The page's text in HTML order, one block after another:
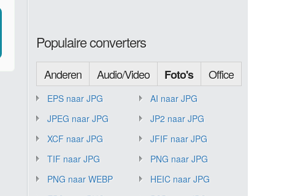
Populaire converters
Anderen Audio/Video Foto's Office
EPS naar JPG
AI naar JPG
JPEG naar JPG
JP2 naar JPG
XCF naar JPG
JFIF naar JPG
TIF naar JPG
PNG naar JPG
PNG naar WEBP
HEIC naar JPG